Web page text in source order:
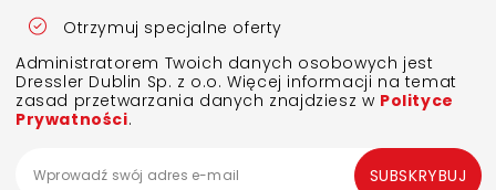
Otrzymuj specjalne oferty
Administratorem Twoich danych osobowych jest
Dressler Dublin Sp. z o.o. Więcej informacji na temat
zasad przetwarzania danych znajdziesz w Polityce
Prywatności.
SUBSKRYBUJ